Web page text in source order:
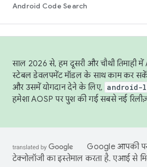
Android Code Search
साल 2026 से, हम दूसरी और चौथी तिमाही
स्टेबल डेवलपमेंट मॉडल के साथ काम कर सकें
और उसमें योगदान देने के लिए, android-
हमेशा AOSP पर पुश की गई सबसे नई
Google आपकी
टेक्नोलॉजी का इस्तेमाल करता है. एआई से